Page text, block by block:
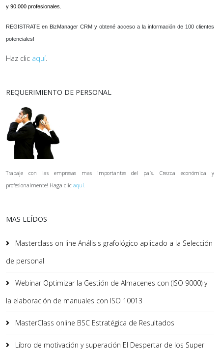
y 90.000 profesionales.
REGISTRATE en BizManager CRM y obtené acceso a la información de 100 clientes
potenciales!
Haz clic aquí.
REQUERIMIENTO DE PERSONAL
Trabaje con las empresas mas importantes del país. Crezca económica y
profesionalmente! Haga clic aquí.
MAS LEÍDOS
Masterclass on line Análisis grafológico aplicado a la Selección
de personal
Webinar Optimizar la Gestión de Almacenes con (ISO 9000) y
la elaboración de manuales con ISO 10013
MasterClass online BSC Estratégica de Resultados
Libro de motivación y superación El Despertar de los Super